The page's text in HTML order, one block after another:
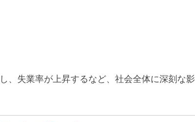
、失業率が上昇するなど、社会全体に深刻な影